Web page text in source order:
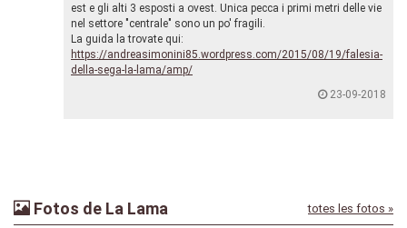
est e gli alti 3 esposti a ovest. Unica pecca i primi metri delle vie
nel settore "centrale" sono un po' fragili.
La guida la trovate qui:
https://andreasimonini85.wordpress.com/2015/08/19/falesia-
della-sega-la-lama/amp/
23-09-2018
Fotos de La Lama totes les fotos »